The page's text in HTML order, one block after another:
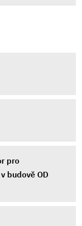
pro
budově OD